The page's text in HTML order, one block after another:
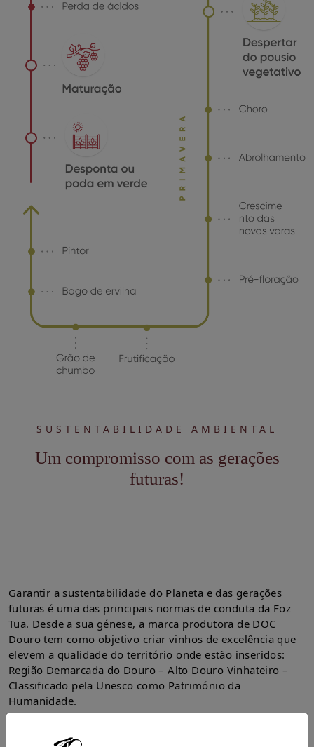
SUSTENTABILIDADE AMBIENTAL
Um compromisso com as gerações
futuras!
Garantir a sustentabilidade do Planeta e das gerações
futuras é uma das principais normas de conduta da Foz
Tua. Desde a sua génese, a marca produtora de DOC
Douro tem como objetivo criar vinhos de excelência que
elevem a qualidade do território onde estão inseridos:
Região Demarcada do Douro – Alto Douro Vinhateiro –
Classificado pela Unesco como Património da
Humanidade.
desenvolvimento económico, social e ambiental num